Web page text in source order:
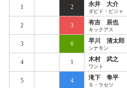
1 2 永井 大介
ダビド・ビジャ
2 3 有吉 辰也
キックアス
3 6 早川 清太郎
シナモン
4 1 木村 武之
ワント
5 4 滝下 隼平
Ｓ・ラセツ